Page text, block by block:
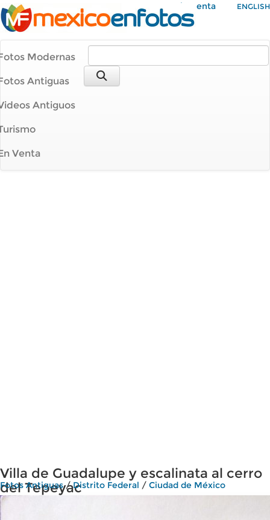
Mi Cuenta ENGLISH
Modernas
Antiguas
Antiguos
Venta
Villa de Guadalupe y escalinata al cerro
del Tepeyac
Fotos Antiguas/Distrito Federal / Ciudad de México